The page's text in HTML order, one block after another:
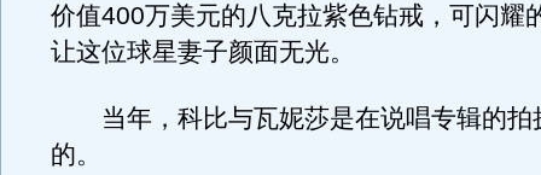
价值400万美元的八克拉紫色钻戒，可闪耀
让这位球星妻子颜面无光。
当年，科比与瓦妮莎是在说唱专辑的拍
的。